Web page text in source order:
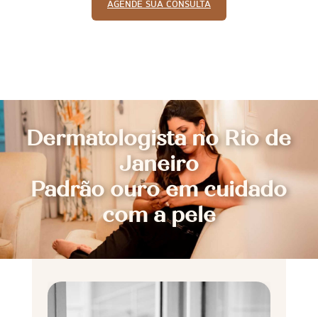
AGENDE SUA CONSULTA
Dermatologista no Rio de
Janeiro
Padrão ouro em cuidado
com a pele